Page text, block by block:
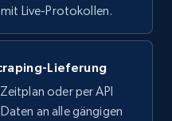
account, Is
Live-Protokollen.
Lieferung
oder per API
an alle gängigen